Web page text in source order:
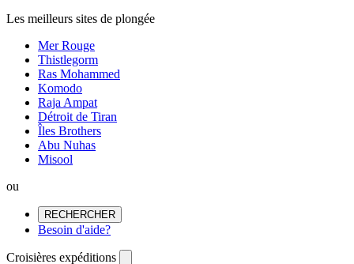
Les meilleurs sites de plongée
Mer Rouge
Thistlegorm
Ras Mohammed
Komodo
Raja Ampat
Détroit de Tiran
Îles Brothers
Abu Nuhas
Misool
ou
RECHERCHER
Besoin d'aide?
Croisières expéditions